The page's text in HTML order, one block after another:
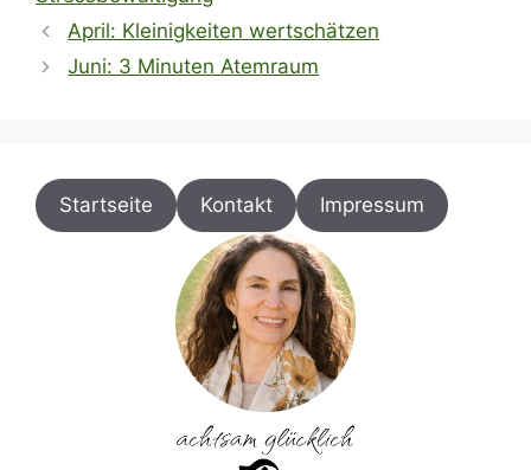
April: Kleinigkeiten wertschätzen
Juni: 3 Minuten Atemraum
Startseite Kontakt Impressum